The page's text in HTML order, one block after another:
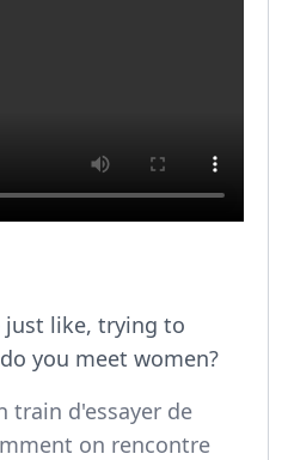
just like, trying to
you meet women?
train d'essayer de
on rencontre